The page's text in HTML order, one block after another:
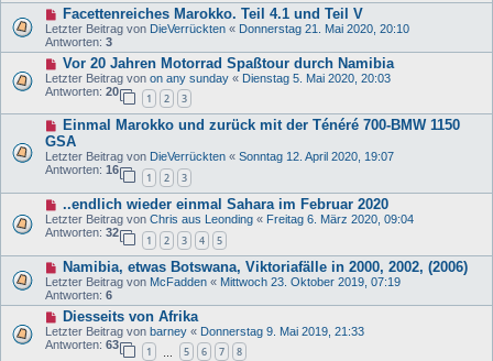
Facettenreiches Marokko. Teil 4.1 und Teil V
Letzter Beitrag von DieVerrückten « Donnerstag 21. Mai 2020, 20:10
Antworten: 3
Vor 20 Jahren Motorrad Spaßtour durch Namibia
Letzter Beitrag von on any sunday « Dienstag 5. Mai 2020, 20:03
Antworten: 20
1 2 3
Einmal Marokko und zurück mit der Ténéré 700-BMW 1150
GSA
Letzter Beitrag von DieVerrückten « Sonntag 12. April 2020, 19:07
Antworten: 16
1 2 3
..endlich wieder einmal Sahara im Februar 2020
Letzter Beitrag von Chris aus Leonding « Freitag 6. März 2020, 09:04
Antworten: 32
1 2 3 4 5
Namibia, etwas Botswana, Viktoriafälle in 2000, 2002, (2006)
Letzter Beitrag von McFadden « Mittwoch 23. Oktober 2019, 07:19
Antworten: 6
Diesseits von Afrika
Letzter Beitrag von barney « Donnerstag 9. Mai 2019, 21:33
Antworten: 63
1 5 6 7 8